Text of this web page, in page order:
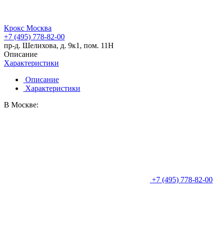
Крокс Москва
+7 (495) 778-82-00
пр-д. Шелихова, д. 9к1, пом. 11Н
Описание
Характеристики
Описание
Характеристики
В Москве:
+7 (495) 778-82-00